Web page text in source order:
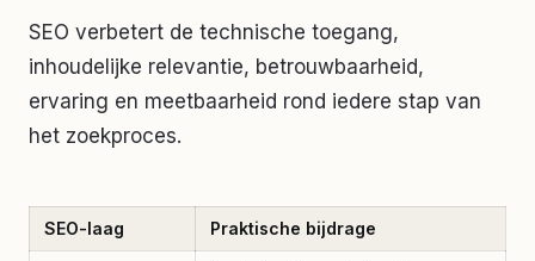
SEO verbetert de technische toegang,
inhoudelijke relevantie, betrouwbaarheid,
ervaring en meetbaarheid rond iedere stap van
het zoekproces.
SEO-laag Praktische bijdrage